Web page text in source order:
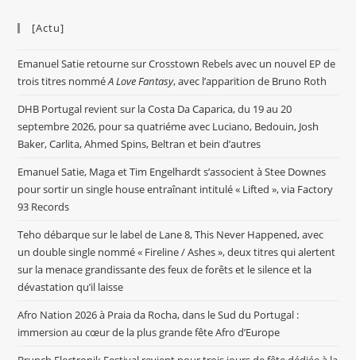
[Actu]
Emanuel Satie retourne sur Crosstown Rebels avec un nouvel EP de
trois titres nomméA Love Fantasy, avec l’apparition de Bruno Roth
DHB Portugal revient sur la Costa Da Caparica, du 19 au 20
septembre 2026, pour sa quatriéme avec Luciano, Bedouin, Josh
Baker, Carlita, Ahmed Spins, Beltran et bein d’autres
Emanuel Satie, Maga et Tim Engelhardt s’associent à Stee Downes
pour sortir un single house entraînant intitulé « Lifted », via Factory
93 Records
Teho débarque sur le label de Lane 8, This Never Happened, avec
un double single nommé « Fireline / Ashes », deux titres qui alertent
sur la menace grandissante des feux de forêts et le silence et la
dévastation qu’il laisse
Afro Nation 2026 à Praia da Rocha, dans le Sud du Portugal :
immersion au cœur de la plus grande fête Afro d’Europe